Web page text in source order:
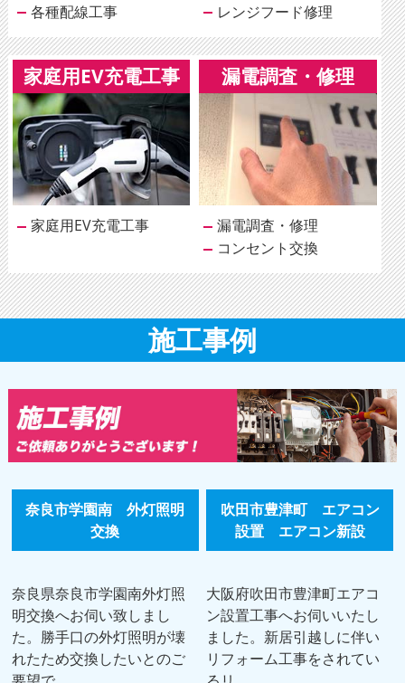
各種配線工事
レンジフード修理
家庭用EV充電工事
家庭用EV充電工事
漏電調査・修理
漏電調査・修理
コンセント交換
施工事例
奈良市学園南 外灯照明
交換
奈良県奈良市学園南外灯照
明交換へお伺い致しまし
た。勝手口の外灯照明が壊
れたため交換したいとのご
吹田市豊津町 エアコン
設置 エアコン新設
大阪府吹田市豊津町エアコ
ン設置工事へお伺いいたし
ました。新居引越しに伴い
リフォーム工事をされてい